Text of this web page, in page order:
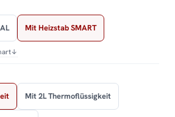
Mit Heizstab SMART
↓
Mit 2L Thermoflüssigkeit